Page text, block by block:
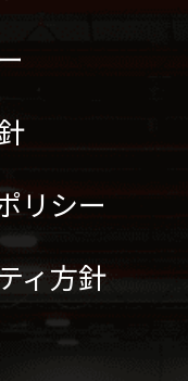
リシー
ィ方針